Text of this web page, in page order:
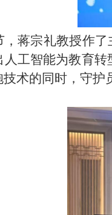
，蒋宗礼教授作
人工智能为教育
术的同时，守护